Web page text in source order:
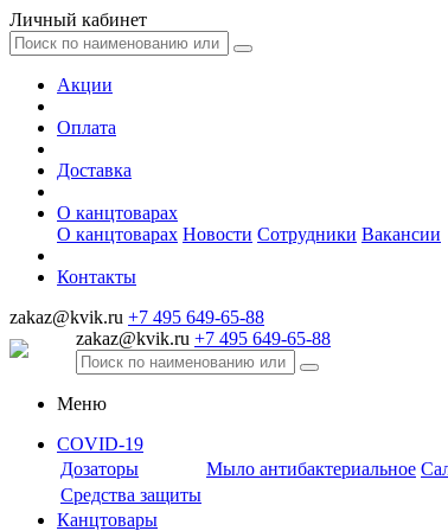
Личный кабинет
Акции
Оплата
Доставка
О канцтоварах
О канцтоварах Новости Сотрудники Вакансии
Контакты
zakaz@kvik.ru +7 495 649-65-88
zakaz@kvik.ru +7 495 649-65-88
Меню
COVID-19
Дозаторы
Мыло антибактериальное
Средства защиты
Канцтовары